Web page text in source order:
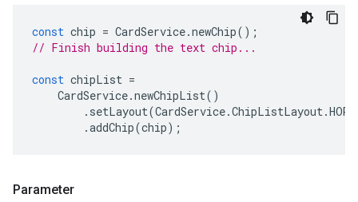
const chip = CardService.newChip();
// Finish building the text chip...
const chipList =
CardService.newChipList()
. setLayout(CardService.ChipListLayout.
.addChip(chip);
Parameter